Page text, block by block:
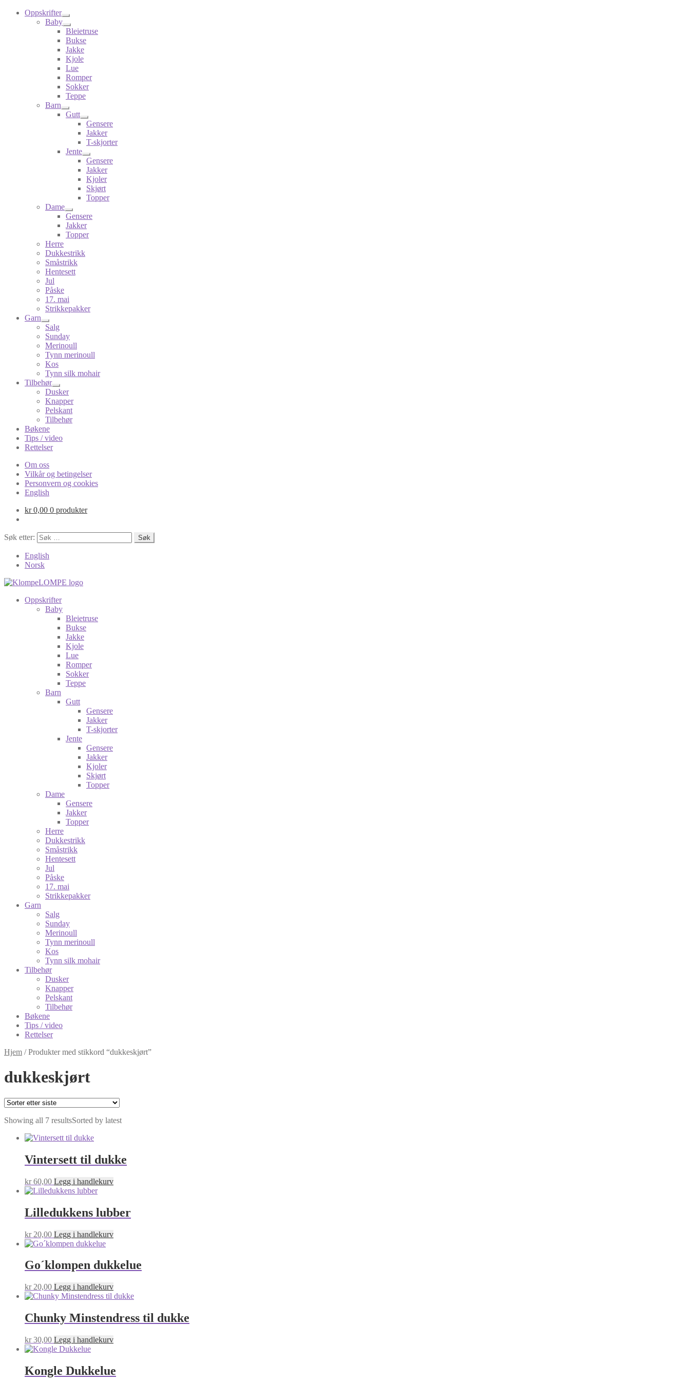
Oppskrifter
Baby
Bleietruse
Bukse
Jakke
Kjole
Lue
Romper
Sokker
Teppe
Barn
Gutt
Gensere
Jakker
T-skjorter
Jente
Gensere
Jakker
Kjoler
Skjørt
Topper
Dame
Gensere
Jakker
Topper
Herre
Dukkestrikk
Småstrikk
Hentesett
Jul
Påske
17. mai
Strikkepakker
Garn
Salg
Sunday
Merinoull
Tynn merinoull
Kos
Tynn silk mohair
Tilbehør
Dusker
Knapper
Pelskant
Tilbehør
Bøkene
Tips / video
Rettelser
Om oss
Vilkår og betingelser
Personvern og cookies
English
kr0,00 0 produkter
Søk etter:
English
Norsk
Oppskrifter
Baby
Bleietruse
Bukse
Jakke
Kjole
Lue
Romper
Sokker
Teppe
Barn
Gutt
Gensere
Jakker
T-skjorter
Jente
Gensere
Jakker
Kjoler
Skjørt
Topper
Dame
Gensere
Jakker
Topper
Herre
Dukkestrikk
Småstrikk
Hentesett
Jul
Påske
17. mai
Strikkepakker
Garn
Salg
Sunday
Merinoull
Tynn merinoull
Kos
Tynn silk mohair
Tilbehør
Dusker
Knapper
Pelskant
Tilbehør
Bøkene
Tips / video
Rettelser
Hjem /Produkter med stikkord “dukkeskjørt”
dukkeskjørt
Showing all 7 resultsSorted by latest
Vintersett til dukke
kr60,00 Legg i handlekurv
Lilledukkens lubber
kr20,00 Legg i handlekurv
Go´klompen dukkelue
kr20,00 Legg i handlekurv
Chunky Minstendress til dukke
kr30,00 Legg i handlekurv
Kongle Dukkelue